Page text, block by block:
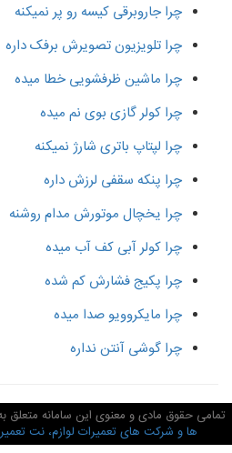
چرا جاروبرقی کیسه رو پر نمیکنه
چرا تلویزیون تصویرش برفک داره
چرا ماشین ظرفشویی خطا میده
چرا کولر گازی بوی نم میده
چرا لپتاپ باتری شارژ نمیکنه
چرا پنکه سقفی لرزش داره
چرا یخچال موتورش مدام روشنه
چرا کولر آبی کف آب میده
چرا پکیج فشارش کم شده
چرا مایکروویو صدا میده
چرا گوشی آنتن نداره
حقوق مادی و معنوی این سامانه متعلق به
ها و شرکت های تعمیرات لوازم، نت تعمیر